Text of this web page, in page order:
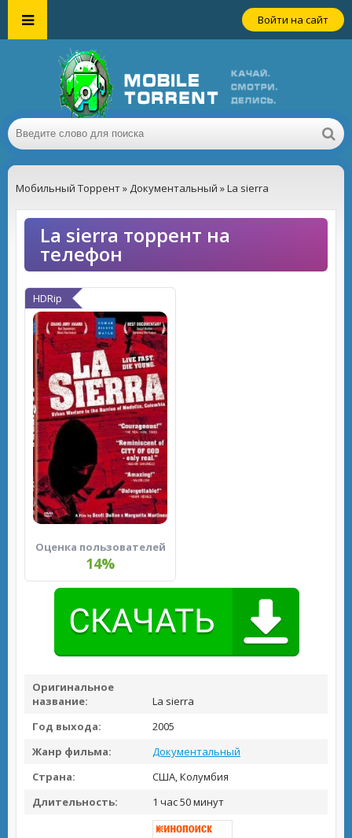
Войти на сайт
Мобильный Торрент» Документальный » La sierra
La sierra торрент на
телефон
HDRip
Оценка пользователей
14%
Оригинальное
название:
La sierra
Год выхода:
2005
Жанр фильма:
Документальный
Страна:
США, Колумбия
Длительность:
1 час 50 минут